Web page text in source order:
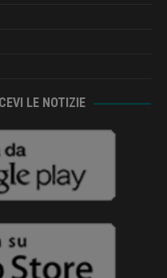
LE NOTIZIE